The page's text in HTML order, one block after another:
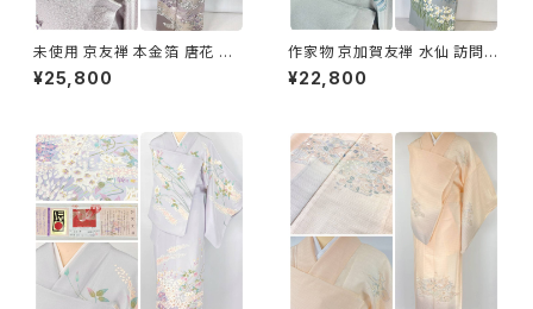
未使用 京友禅 本金箔 唐花 訪
問着 袷 正絹 紫 グレー 白 1165
¥25,800
作家物 京加賀友禅 水仙 訪問着
正絹 袷 浅葱鼠 青緑 グレー 白
1157
¥22,800